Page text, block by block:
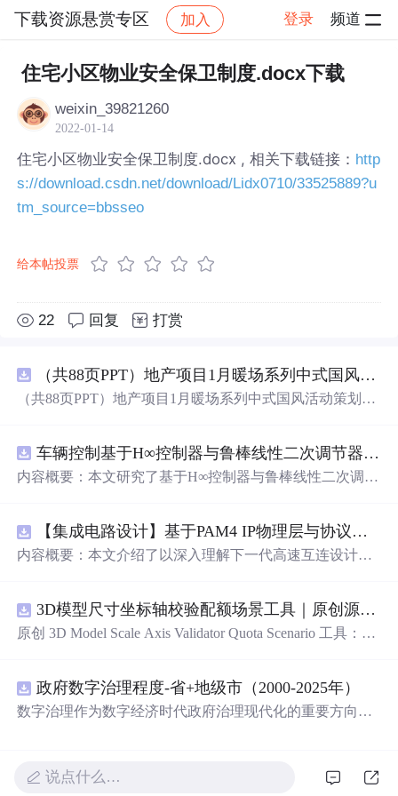
下载资源悬赏专区 加入 登录 频道
社区 下载资源悬赏专区 帖子详情
住宅小区物业安全保卫制度.docx下载
weixin_39821260
2022-01-14
住宅小区物业安全保卫制度.docx , 相关下载链接： http
s://download.csdn.net/download/Lidx0710/33525889?u
tm_source=bbsseo
给本帖投票
22 回复 打赏
（共88页PPT）地产项目1月暖场系列中式国风活动策划方案.pptx
（共88页PPT）地产项目1月暖场系列中式国风活动策划方
车辆控制基于H∞控制器与鲁棒线性二次调节器RLQR的铰接式重型车辆的稳健路径跟踪控制研究（Matlab代码实现）
内容概要：本文研究了基于H∞控制器与鲁棒线性二次调节
工况下路径跟踪精度低、稳定性差的问题，提出结合H∞控
制与RLQR的复合控制策略，以提升系统对参数不确定
分析其控制性能，结果表明该方法能有效提高路径跟踪精
度与系统稳定性，具有较强的抗干扰能力和工程应用潜
力。; 适合人群：具备自动控制理论基础、车辆工程背景或
使用场景及目标：①应用于铰接式重型车辆（如矿用卡
车、工程车辆）的自动驾驶路径跟踪控制；②为复杂非线
性系统的鲁棒控制设计提供解决方案；③通过Matlab仿真
过程、控制器设计逻辑与仿真结果对比分析，深入理解鲁
【集成电路设计】基于PAM4 IP物理层与协议兼容性验证：5nm工艺下高速互连系统电气合规测试平台
内容概要：本文介绍了以深入理解下一代高速互连设计的
3D模型尺寸坐标轴校验配额场景工具｜原创源码+测试+离线报告
原创 3D Model Scale Axis Validator Quota Scenario 工具：围
度、时间目标和人工复核成本比较配额场景；本地网页、J
SON/HTML/SVG报告、测试与示例。压缩包包含完整源
审查和交付复核；Node.js 18+可直接运行，零第三方运行
政府数字治理程度-省+地级市（2000-2025年）
数字治理作为数字经济时代政府治理现代化的重要方向，
动型治理转变 2014年，国家启动“信息惠民国家试点城市
建设”，选择80个城市开展试点，核心内容包括：建设政务
说点什么…